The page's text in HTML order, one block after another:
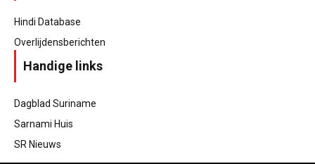
Hindi Database
Overlijdensberichten
Handige links
Dagblad Suriname
Sarnami Huis
SR Nieuws